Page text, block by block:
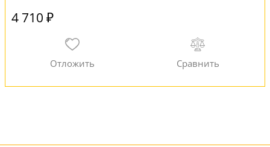
4 710 ₽